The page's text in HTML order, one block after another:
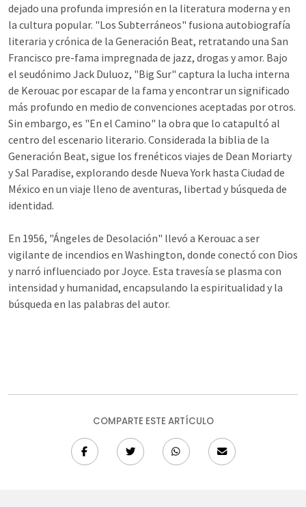
dejado una profunda impresión en la literatura moderna y en
la cultura popular. "Los Subterráneos" fusiona autobiografía
literaria y crónica de la Generación Beat, retratando una San
Francisco pre-fama impregnada de jazz, drogas y amor. Bajo
el seudónimo Jack Duluoz, "Big Sur" captura la lucha interna
de Kerouac por escapar de la fama y encontrar un significado
más profundo en medio de convenciones aceptadas por otros.
Sin embargo, es "En el Camino" la obra que lo catapultó al
centro del escenario literario. Considerada la biblia de la
Generación Beat, sigue los frenéticos viajes de Dean Moriarty
y Sal Paradise, explorando desde Nueva York hasta Ciudad de
México en un viaje lleno de aventuras, libertad y búsqueda de
identidad.
En 1956, "Ángeles de Desolación" llevó a Kerouac a ser
vigilante de incendios en Washington, donde conectó con Dios
y narró influenciado por Joyce. Esta travesía se plasma con
intensidad y humanidad, encapsulando la espiritualidad y la
búsqueda en las palabras del autor.
COMPARTE ESTE ARTÍCULO